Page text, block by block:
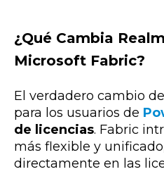
¿Qué Cambia
Microsoft Fabric?
El verdadero cambio de
para los usuarios de
de licencias. Fabric
más flexible y
directamente en las